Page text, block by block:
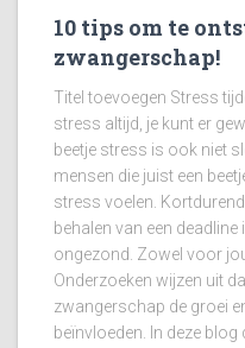
10 tips om te
zwangerschap!
Titel toevoegen Stress
stress altijd, je kunt er
beetje stress is ook niet
mensen die juist een
stress voelen.
behalen van een
ongezond. Zowel voor
Onderzoeken wijzen uit
zwangerschap de groei
beïnvloeden. In deze